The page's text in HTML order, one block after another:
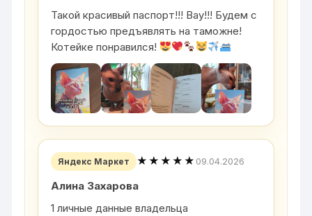
Такой красивый паспорт!!! Вау!!! Будем с
гордостью предъявлять на таможне!
Котейке понравился!
Яндекс Маркет ★★★★★ 09.04.2026
Алина Захарова
1 личные данные владельца